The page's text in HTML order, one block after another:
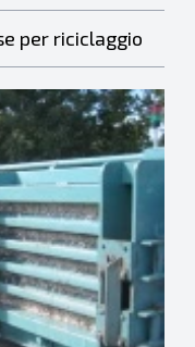
per riciclaggio